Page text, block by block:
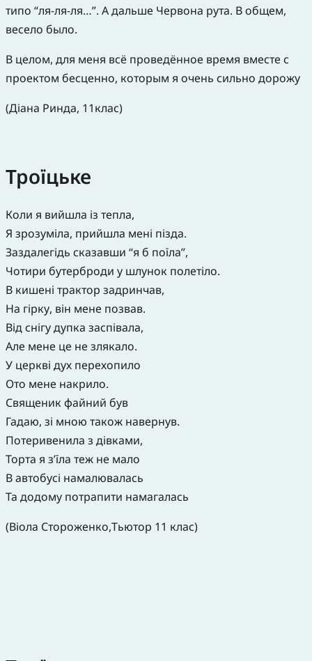
типо “ля-ля-ля…”. А дальше Червона рута. В общем,
весело было.
В целом, для меня всё проведённое время вместе с
проектом бесценно, которым я очень сильно дорожу
(Діана Ринда, 11клас)
Троїцьке
Коли я вийшла із тепла,
Я зрозуміла, прийшла мені пізда.
Заздалегідь сказавши “я б поїла”,
Чотири бутерброди у шлунок полетіло.
В кишені трактор задринчав,
На гірку, він мене позвав.
Від снігу дупка заспівала,
Але мене це не злякало.
У церкві дух перехопило
Ото мене накрило.
Священик файний був
Гадаю, зі мною також навернув.
Потеривенила з дівками,
Торта я з’їла теж не мало
В автобусі намалювалась
Та додому потрапити намагалась
(Віола Стороженко,Тьютор 11 клас)